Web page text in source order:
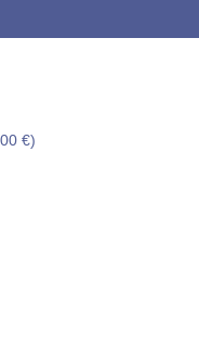
€)